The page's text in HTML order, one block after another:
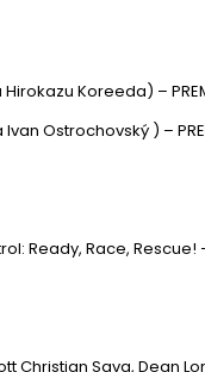
Koreeda) –
Ostrochovský ) –
Ready, Race, Rescue!
Christian Sava, Dean